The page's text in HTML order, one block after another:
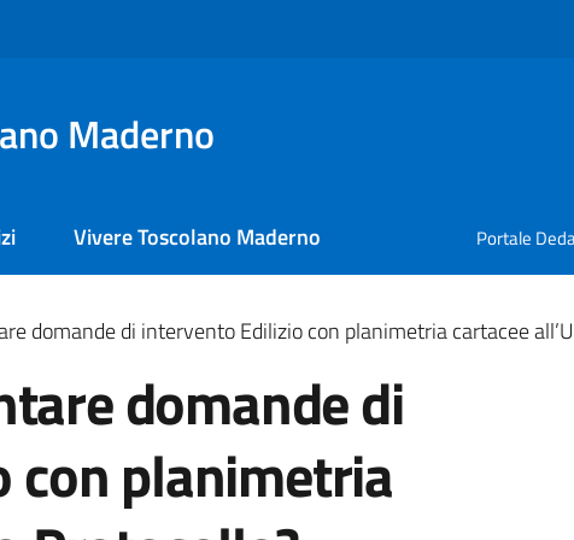
Maderno
Vivere Toscolano Maderno Portale
domande di intervento Edilizio con planimetria cartacee
domande di
con planimetria